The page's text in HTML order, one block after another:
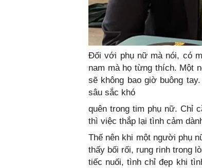
Đối với phụ nữ mà nói, có
nam mà họ từng thích. Một
sẽ không bao giờ buông
sâu sắc khó
quên trong tim phụ nữ. Chỉ
thì việc thắp lại tình cảm
Thế nên khi một người phụ
thấy bối rối, rung rinh trong
tiếc nuối, tình chỉ đẹp khi